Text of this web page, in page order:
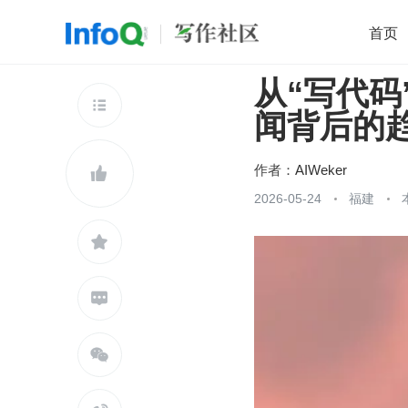
首页
开源 架构
团队管理
查看更多





从“写代
闻背后的
作者： AIWeker
2026-05-24 福建